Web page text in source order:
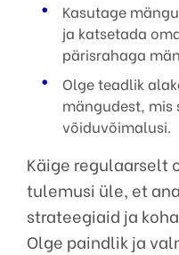
Kasutage
ja katsetada
pärisrahaga
Olge teadlik
mängudest, mis
võiduvõimalusi.
Käige regulaarselt
tulemusi üle, et
strateegiaid ja
Olge paindlik ja